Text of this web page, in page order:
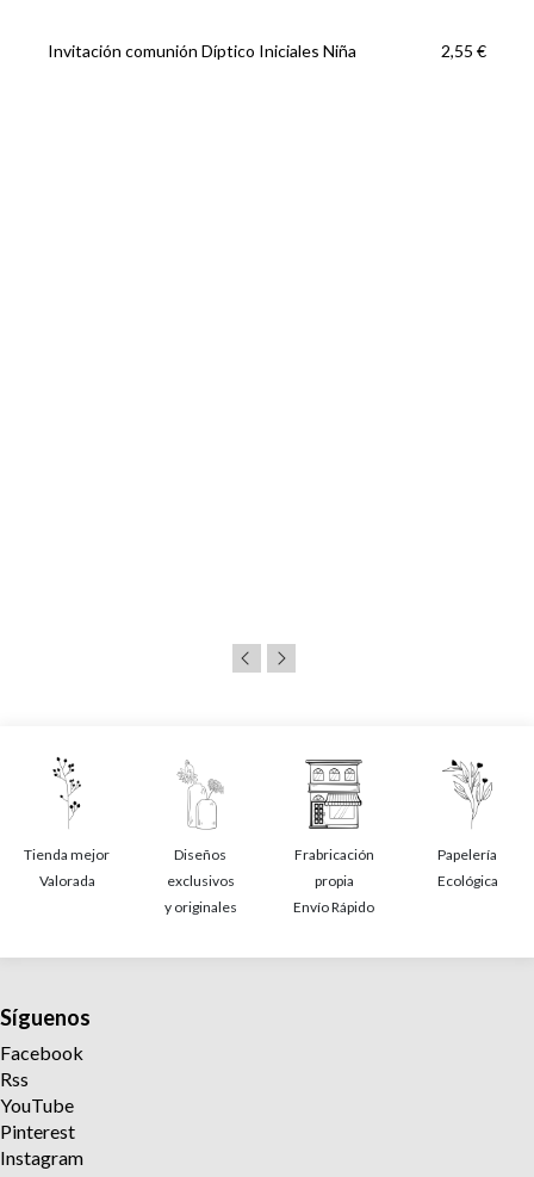
Invitación comunión Díptico Iniciales Niña 2,55 €
Tienda mejor
Valorada
Diseños
exclusivos
y originales
Frabricación
propia
Envío Rápido
Papelería
Ecológica
Síguenos
Facebook
Rss
YouTube
Pinterest
Instagram